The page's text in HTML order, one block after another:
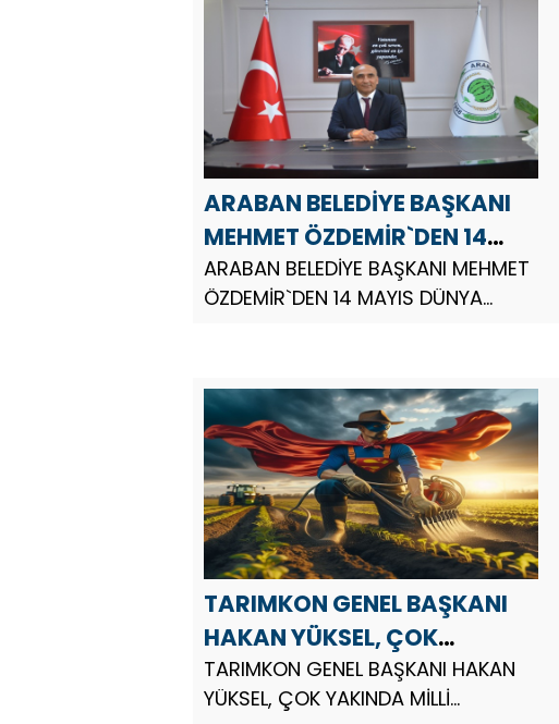
Bayramı dolayısıyla bir mesaj
yayınladı. Bayir Bucak Tü...
ARABAN BELEDİYE BAŞKANI
MEHMET ÖZDEMİR`DEN 14
MAYIS DÜNYA ÇİFTÇİLER
GÜNÜ MESAJI
ARABAN BELEDİYE BAŞKANI MEHMET
ÖZDEMİR`DEN 14 MAYIS DÜNYA
Özdemir, 14 Mayıs Dünya Çiftçiler
Günü dolayısıyla bir mesaj
yayınladı. Araban Belediye B...
TARIMKON GENEL BAŞKANI
HAKAN YÜKSEL, ÇOK
YAKINDA MİLLİ
KAHRAMANLAR ÜRETEN
TARIMKON GENEL BAŞKANI HAKAN
YÜKSEL, ÇOK YAKINDA MİLLİ